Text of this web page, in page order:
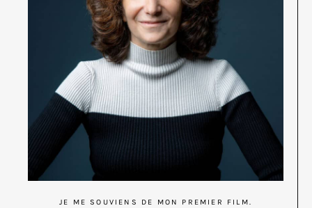
JE ME SOUVIENS DE MON PREMIER FILM.